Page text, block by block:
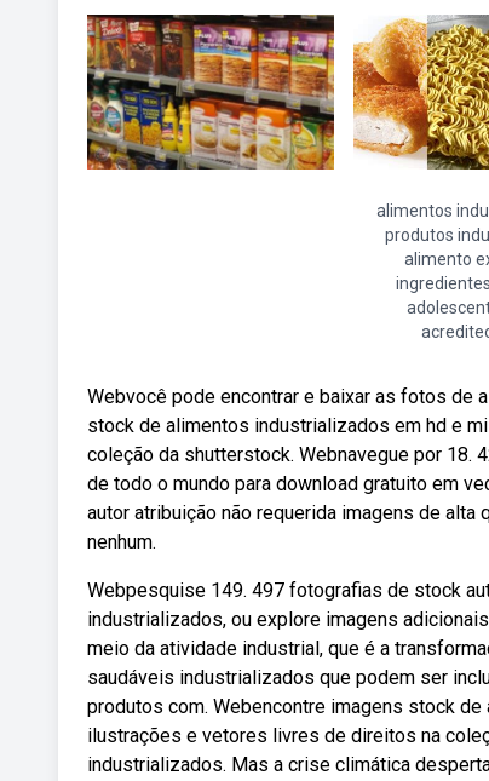
alimentos
produtos
alimento
Webvocê pode encontrar e baixar as fotos de
stock de alimentos industrializados em hd e
coleção da shutterstock. Webnavegue por
de todo o mundo para download gratuito em
autor atribuição não requerida imagens de
nenhum.
Webpesquise 149. 497 fotografias de stock
industrializados, ou explore imagens
meio da atividade industrial, que é a
saudáveis industrializados que podem ser
produtos com. Webencontre imagens stock
ilustrações e vetores livres de direitos na
industrializados. Mas a crise climática